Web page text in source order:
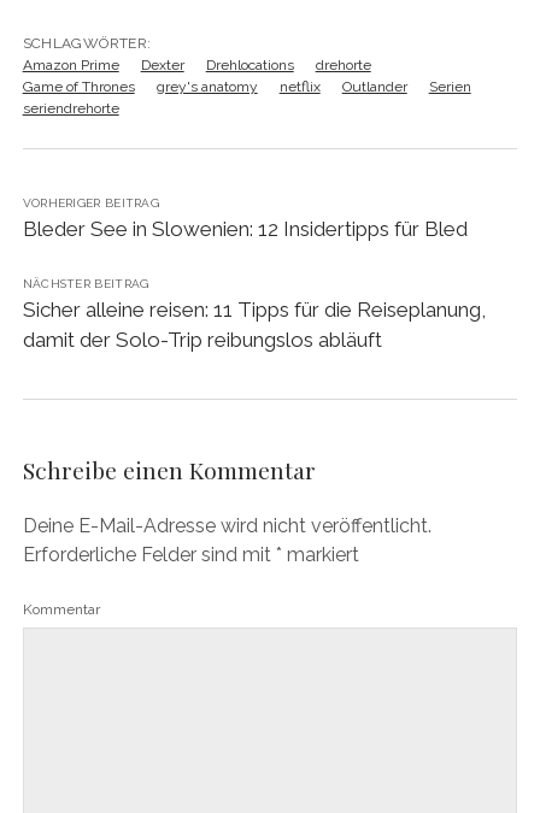
SCHLAGWÖRTER:
Amazon Prime
Dexter Drehlocations
drehorte
Game of Thrones
grey's anatomy netflix Outlander
Serien
seriendrehorte
VORHERIGER BEITRAG
Bleder See in Slowenien: 12 Insidertipps für Bled
NÄCHSTER BEITRAG
Sicher alleine reisen: 11 Tipps für die Reiseplanung,
damit der Solo-Trip reibungslos abläuft
Schreibe einen Kommentar
Deine E-Mail-Adresse wird nicht veröffentlicht.
Erforderliche Felder sind mit * markiert
Kommentar